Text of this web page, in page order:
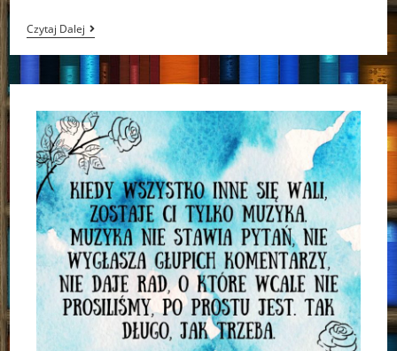
Czytaj DalejCztery
Książeczki
Od
Wydawnictwa
Wilga